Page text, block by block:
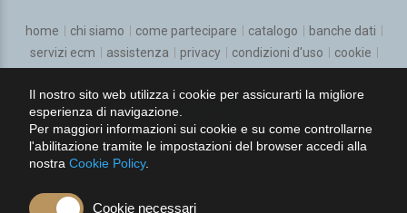
Il nostro sito web utilizza i cookie per assicurarti la migliore
esperienza di navigazione.
Per maggiori informazioni sui cookie e su come controllarne
l'abilitazione tramite le impostazioni del browser accedi alla
nostra Cookie Policy.
Cookie necessari
Geriatria
Igiene degli alimenti e della nutrizione
Igiene, epidemiologia e sanita pubblica
Laboratorio di genetica medica
home chi siamo come partecipare catalogo
banche dati
servizi ecm
assistenza privacy condizioni d'uso
cookie
seguici su: